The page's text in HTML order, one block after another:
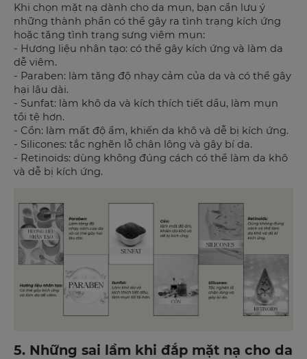
Khi chọn mặt nạ dành cho da mụn, bạn cần lưu ý
những thành phần có thể gây ra tình trạng kích ứng
hoặc tăng tình trạng sưng viêm mụn:
- Hương liệu nhân tạo: có thể gây kích ứng và làm da
dễ viêm.
- Paraben: làm tăng độ nhạy cảm của da và có thể gây
hại lâu dài.
- Sunfat: làm khô da và kích thích tiết dầu, làm mụn
tồi tệ hơn.
- Cồn: làm mất độ ẩm, khiến da khô và dễ bị kích ứng.
- Silicones: tắc nghẽn lỗ chân lông và gây bí da.
- Retinoids: dùng không đúng cách có thể làm da khô
và dễ bị kích ứng.
5. Những sai lầm khi đắp mặt nạ cho da